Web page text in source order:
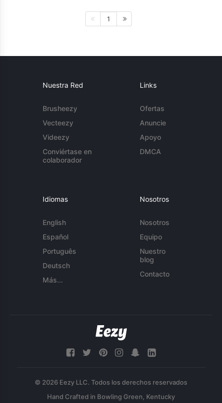
1
Nuestra Red
Brusheezy
Vecteezy
Videezy
Conviértase en
colaborador
Links
Ofertas
Anuncie
Apoyo
DMCA
Idiomas
English
Español
Português
Deutsch
Más...
Nosotros
Nosotros
Equipo
Nuestro
blog
Contacto
© 2026 Eezy LLC. Todos los derechos reservados